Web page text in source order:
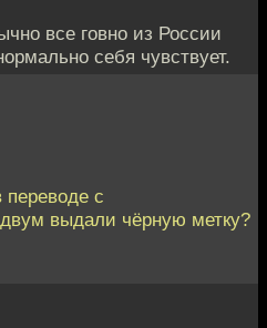
все говно из России
себя чувствует.
с
выдали чёрную метку?